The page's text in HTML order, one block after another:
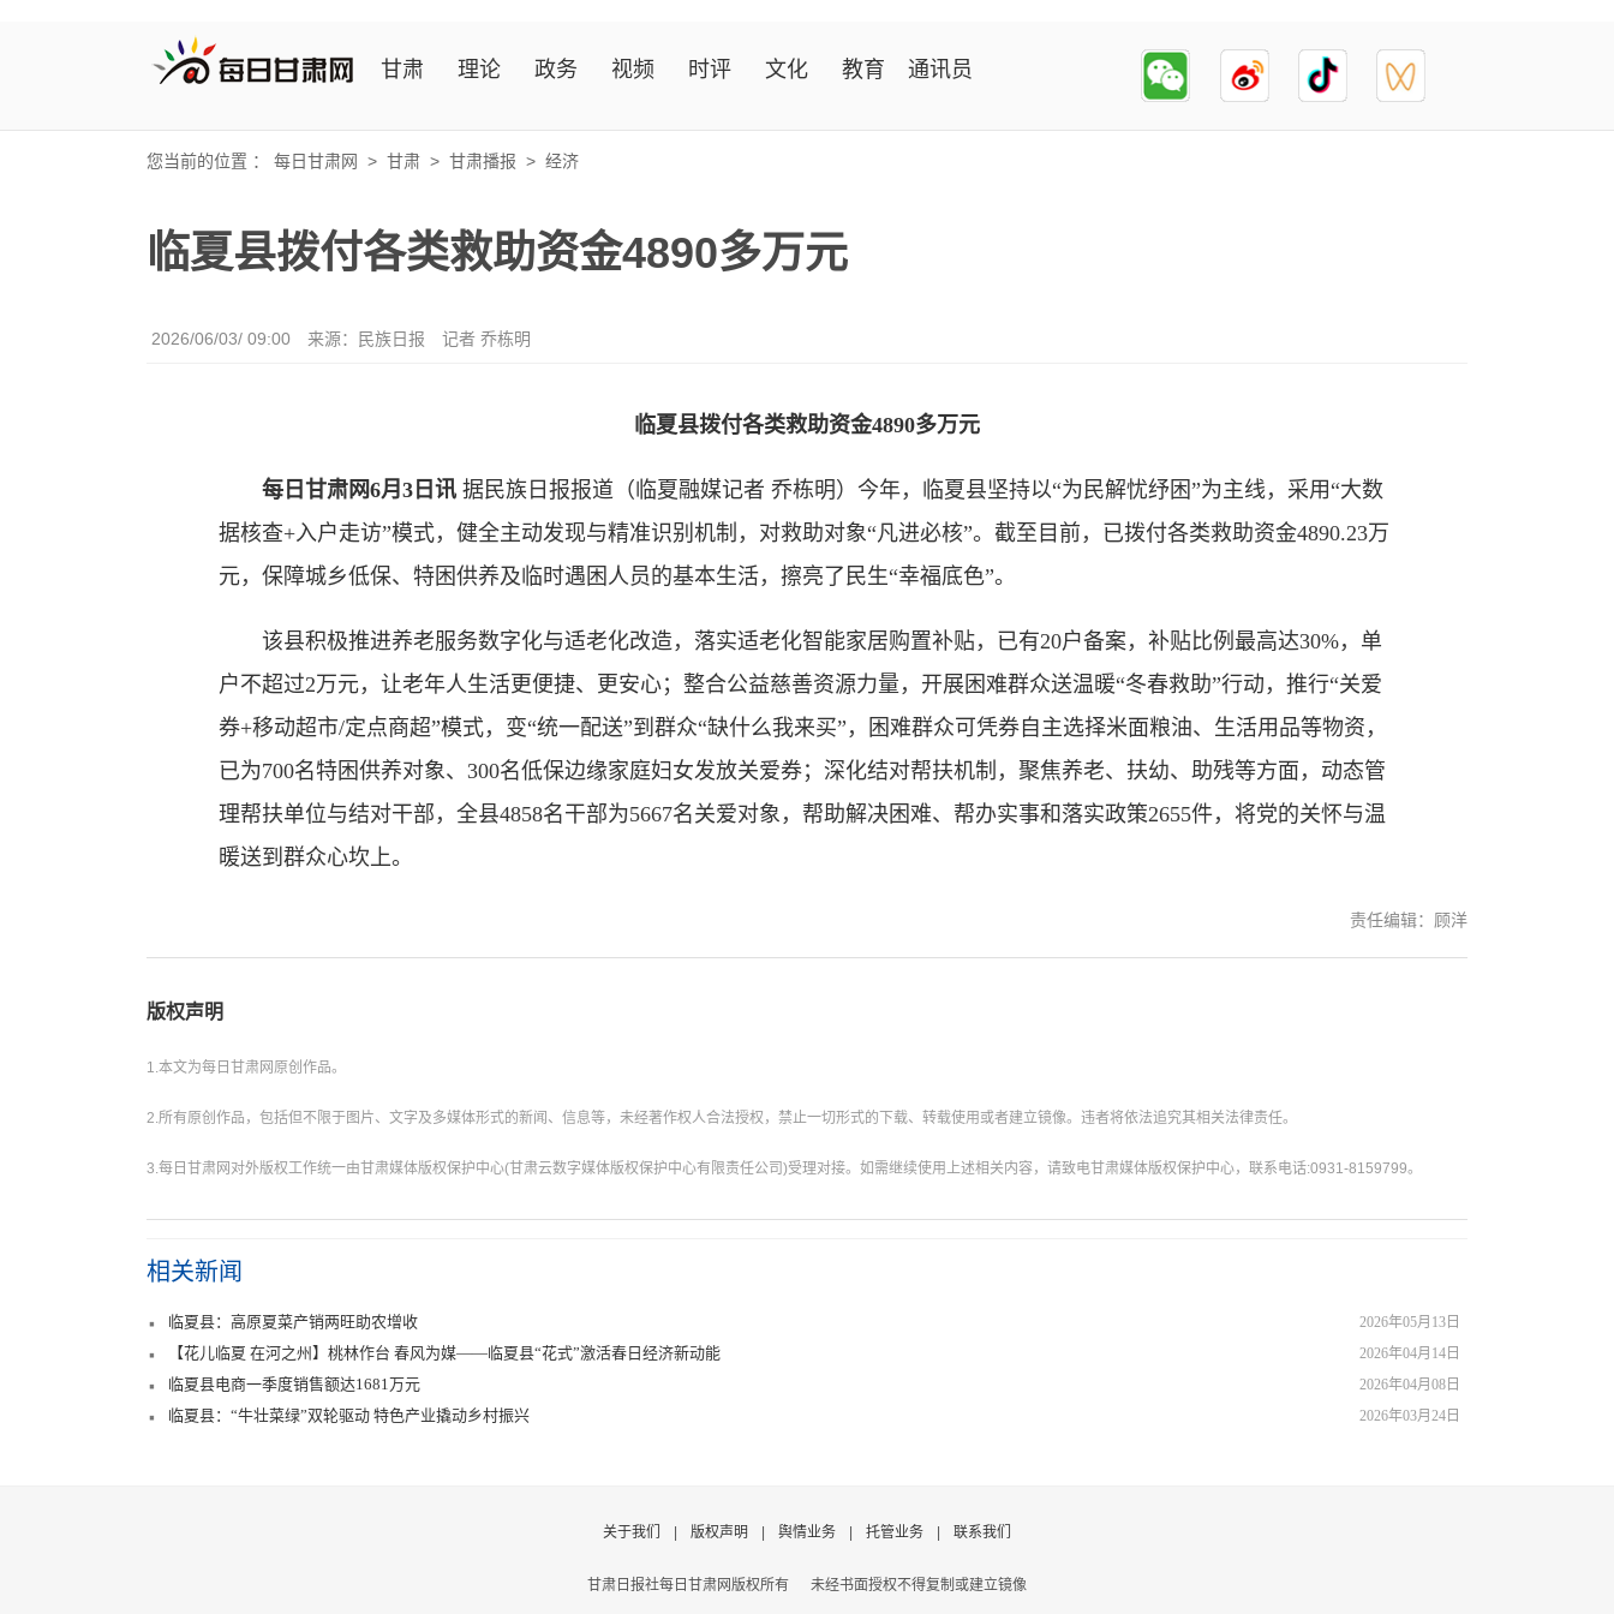
甘肃 理论 政务 视频 时评 文化 教育 通讯员
您当前的位置 ： 每日甘肃网 > 甘肃 > 甘肃播报 > 经济
临夏县拨付各类救助资金4890多万元
2026/06/03/ 09:00 来源：民族日报 记者 乔栋明
临夏县拨付各类救助资金4890多万元
每日甘肃网6月3日讯 据民族日报报道（临夏融媒记者 乔栋明）今年，临夏县坚持以“为民解忧纾困”为主线，采用“大数
据核查+入户走访”模式，健全主动发现与精准识别机制，对救助对象“凡进必核”。截至目前，已拨付各类救助资金4890.23万
元，保障城乡低保、特困供养及临时遇困人员的基本生活，擦亮了民生“幸福底色”。
该县积极推进养老服务数字化与适老化改造，落实适老化智能家居购置补贴，已有20户备案，补贴比例最高达30%，单
户不超过2万元，让老年人生活更便捷、更安心；整合公益慈善资源力量，开展困难群众送温暖“冬春救助”行动，推行“关爱
券+移动超市/定点商超”模式，变“统一配送”到群众“缺什么我来买”，困难群众可凭券自主选择米面粮油、生活用品等物资，
已为700名特困供养对象、300名低保边缘家庭妇女发放关爱券；深化结对帮扶机制，聚焦养老、扶幼、助残等方面，动态管
理帮扶单位与结对干部，全县4858名干部为5667名关爱对象，帮助解决困难、帮办实事和落实政策2655件，将党的关怀与温
暖送到群众心坎上。
责任编辑：顾洋
版权声明
1.本文为每日甘肃网原创作品。
2.所有原创作品，包括但不限于图片、文字及多媒体形式的新闻、信息等，未经著作权人合法授权，禁止一切形式的下载、转载使用或者建立镜像。违者将依法追究其相关法律责任。
3.每日甘肃网对外版权工作统一由甘肃媒体版权保护中心(甘肃云数字媒体版权保护中心有限责任公司)受理对接。如需继续使用上述相关内容，请致电甘肃媒体版权保护中心，联系电话:0931-8159799。
相关新闻
2026年05月13日
临夏县：高原夏菜产销两旺助农增收
2026年04月14日
【花儿临夏 在河之州】桃林作台 春风为媒——临夏县“花式”激活春日经济新动能
2026年04月08日
临夏县电商一季度销售额达1681万元
2026年03月24日
临夏县：“牛壮菜绿”双轮驱动 特色产业撬动乡村振兴
关于我们 版权声明 舆情业务 托管业务 联系我们
甘肃日报社每日甘肃网版权所有 未经书面授权不得复制或建立镜像